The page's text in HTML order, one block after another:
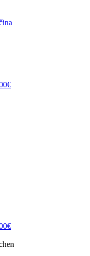
€
€